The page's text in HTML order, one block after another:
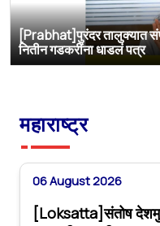
[Prabhat]पुरंदर तालुक्यात
नितीन गडकरींना धाडलं पत्र
महाराष्ट्र
06 August 2026
[Loksatta]संतोष